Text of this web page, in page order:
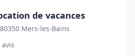
de vacances
Mers-les-Bains
avis